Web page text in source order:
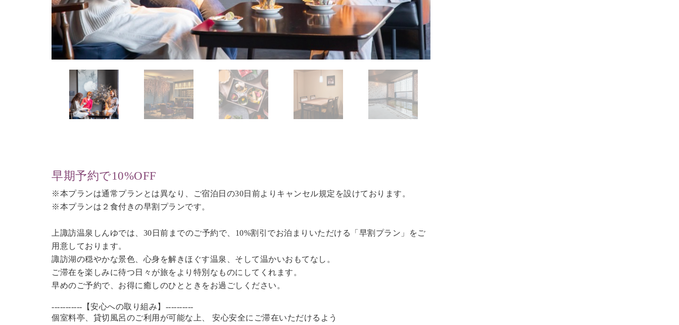
早期予約で10%OFF
※本プランは通常プランとは異なり、ご宿泊日の30日前よりキャンセル規定を設けております。
※本プランは２食付きの早割プランです。
上諏訪温泉しんゆでは、30日前までのご予約で、10%割引でお泊まりいただける「早割プラン」をご
用意しております。
諏訪湖の穏やかな景色、心身を解きほぐす温泉、そして温かいおもてなし。
ご滞在を楽しみに待つ日々が旅をより特別なものにしてくれます。
早めのご予約で、お得に癒しのひとときをお過ごしください。
-----------【安心への取り組み】----------
個室料亭、貸切風呂のご利用が可能な上、 安心安全にご滞在いただけるよう